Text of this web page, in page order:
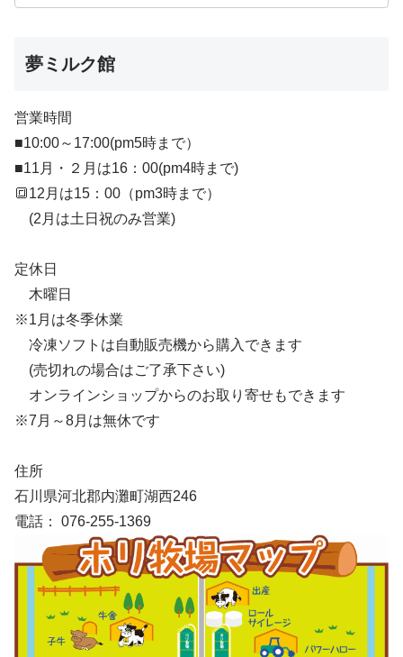
夢ミルク館
営業時間
■10:00～17:00(pm5時まで）
■11月・２月は16：00(pm4時まで)
🔳12月は15：00（pm3時まで）
(2月は土日祝のみ営業)
定休日
木曜日
※1月は冬季休業
冷凍ソフトは自動販売機から購入できます
(売切れの場合はご了承下さい)
オンラインショップからのお取り寄せもできます
※7月～8月は無休です
住所
石川県河北郡内灘町湖西246
電話： 076-255-1369